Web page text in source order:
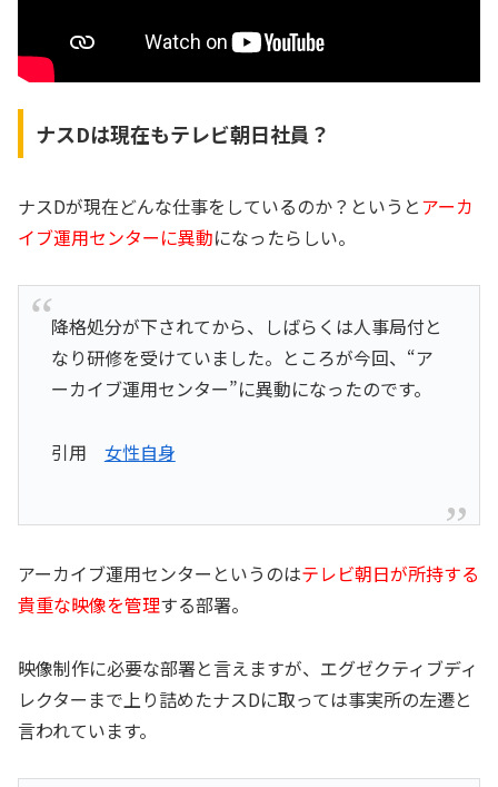
ナスDは現在もテレビ朝日社員？
ナスDが現在どんな仕事をしているのか？というとアーカ
イブ運用センターに異動になったらしい。
降格処分が下されてから、しばらくは人事局付と
なり研修を受けていました。ところが今回、“ア
ーカイブ運用センター”に異動になったのです。
引用 女性自身
アーカイブ運用センターというのはテレビ朝日が所持する
貴重な映像を管理する部署。
映像制作に必要な部署と言えますが、エグゼクティブディ
レクターまで上り詰めたナスDに取っては事実所の左遷と
言われています。